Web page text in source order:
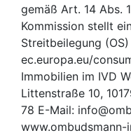
gemäß Art. 14 Abs.
Kommission stellt
Streitbeilegung
ec.europa.eu/
Immobilien im IVD
Littenstraße 10,
78 E-Mail:
www.ombudsmann-